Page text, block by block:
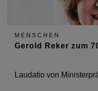
MENSCHEN
Gerold Reker zum
Laudatio von